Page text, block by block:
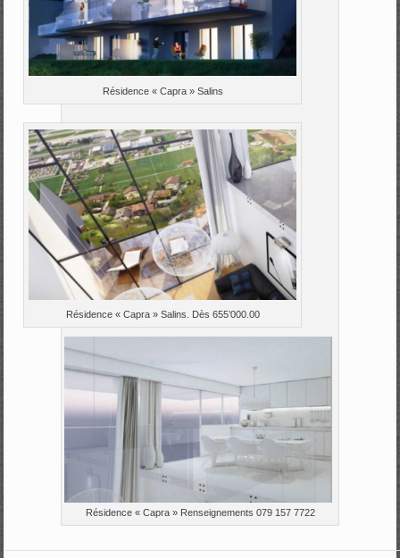
Résidence « Capra » Salins
Résidence « Capra » Salins. Dès 655’000.00
Résidence « Capra » Renseignements 079 157 7722